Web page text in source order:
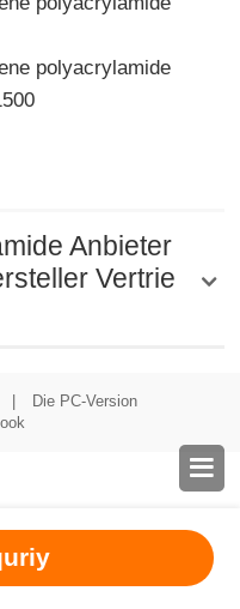

polyacrylamide
Anbieter
Vertrie
Die PC-Version